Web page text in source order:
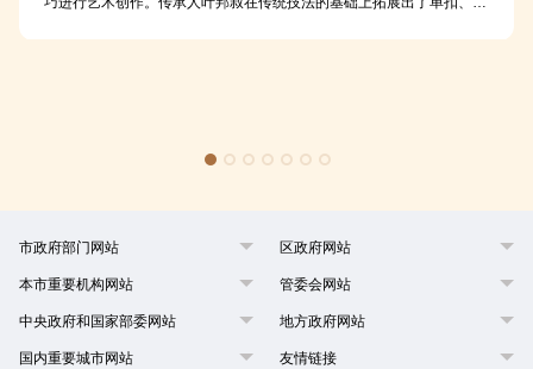
市政府部门网站 区政府网站
本市重要机构网站 管委会网站
中央政府和国家部委网站 地方政府网站
国内重要城市网站 友情链接